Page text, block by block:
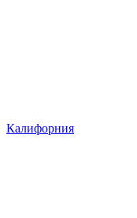
Калифорния